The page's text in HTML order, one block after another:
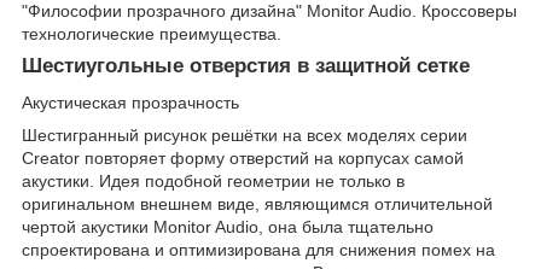
"Философии прозрачного дизайна" Monitor Audio. Кроссоверы
технологические преимущества.
Шестиугольные отверстия в защитной сетке
Акустическая прозрачность
Шестигранный рисунок решётки на всех моделях серии
Creator повторяет форму отверстий на корпусах самой
акустики. Идея подобной геометрии не только в
оригинальном внешнем виде, являющимся отличительной
чертой акустики Monitor Audio, она была тщательно
спроектирована и оптимизирована для снижения помех на